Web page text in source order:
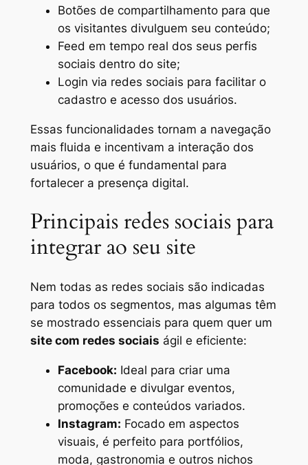
Botões de compartilhamento para que
os visitantes divulguem seu conteúdo;
Feed em tempo real dos seus perfis
sociais dentro do site;
Login via redes sociais para facilitar o
cadastro e acesso dos usuários.
Essas funcionalidades tornam a navegação
mais fluida e incentivam a interação dos
usuários, o que é fundamental para
fortalecer a presença digital.
Principais redes sociais para
integrar ao seu site
Nem todas as redes sociais são indicadas
para todos os segmentos, mas algumas têm
se mostrado essenciais para quem quer um
site com redes sociais ágil e eficiente:
Facebook: Ideal para criar uma
comunidade e divulgar eventos,
promoções e conteúdos variados.
Instagram: Focado em aspectos
visuais, é perfeito para portfólios,
moda, gastronomia e outros nichos